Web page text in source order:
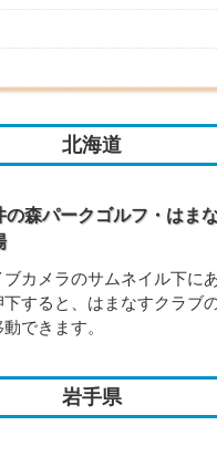
北海道
の森パークゴルフ・はま
ブカメラのサムネイル下に
下すると、はまなすクラブ
できます。
岩手県